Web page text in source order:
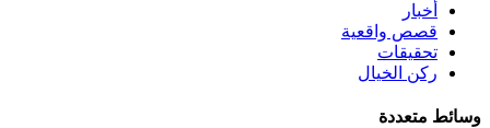
أخبار
قصص واقعية
تحقيقات
ركن الخيال
وسائط متعددة